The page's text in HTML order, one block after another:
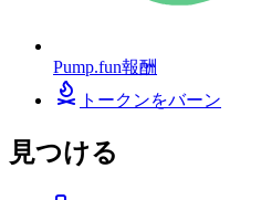
Pump.fun報酬
トークンをバーン
見つける